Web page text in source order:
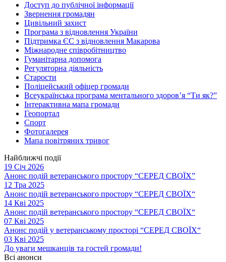
Доступ до публічної інформації
Звернення громадян
Цивільний захист
Програма з відновлення України
Підтримка ЄС з відновлення Макарова
Міжнародне співробітництво
Гуманітарна допомога
Регуляторна діяльність
Старости
Поліцейський офіцер громади
Всеукраїнська програма ментального здоров’я “Ти як?”
Інтерактивна мапа громади
Геопортал
Спорт
Фотогалерея
Мапа повітряних тривог
Найближчі події
19 Січ 2026
Анонс подій ветеранського простору “СЕРЕД СВОЇХ”
12 Тра 2025
Анонс подій ветеранського простору “СЕРЕД СВОЇХ“
14 Кві 2025
Анонс подій ветеранського простору “СЕРЕД СВОЇХ“
07 Кві 2025
Анонс подій у ветеранському просторі “СЕРЕД СВОЇХ“
03 Кві 2025
До уваги мешканців та гостей громади!
Всі анонси